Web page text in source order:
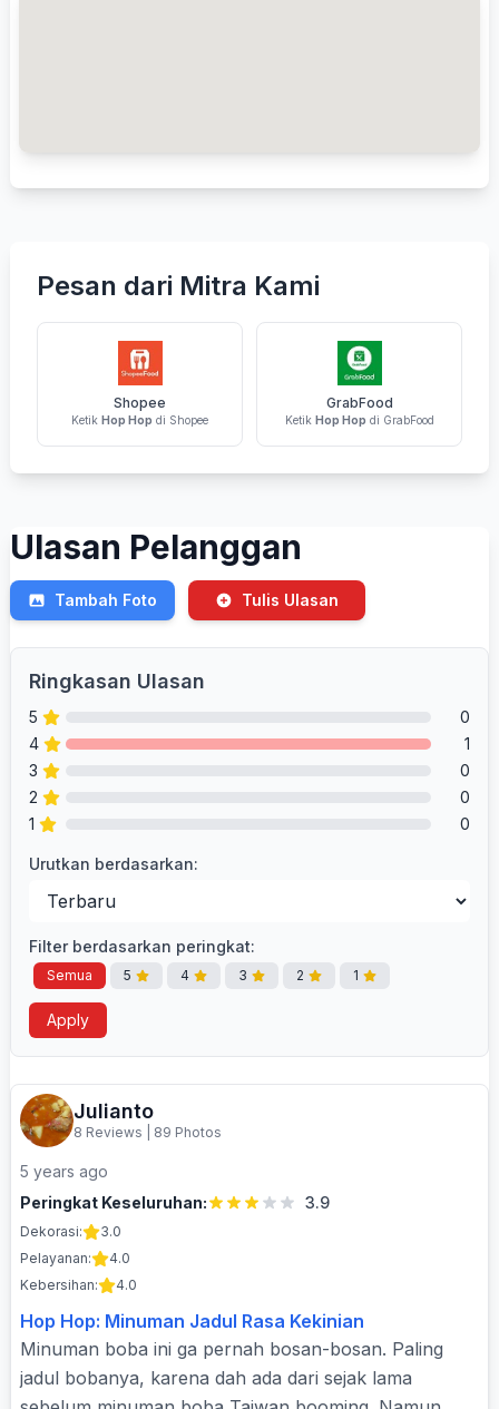
Pesan dari Mitra Kami
Shopee
Ketik Hop Hop di Shopee
GrabFood
Ketik Hop Hop di GrabFood
Ulasan Pelanggan
Tambah Foto Tulis Ulasan
Ringkasan Ulasan
5
0
4
1
3
0
2
0
1
0
Urutkan berdasarkan:
Filter berdasarkan peringkat:
Semua 5 4 3 2 1
Apply
Julianto
8 Reviews 89 Photos
5 years ago
Peringkat Keseluruhan:
3.9
Dekorasi:
3.0
Pelayanan:
4.0
Kebersihan:
4.0
Hop Hop: Minuman Jadul Rasa Kekinian
Minuman boba ini ga pernah bosan-bosan. Paling
jadul bobanya, karena dah ada dari sejak lama